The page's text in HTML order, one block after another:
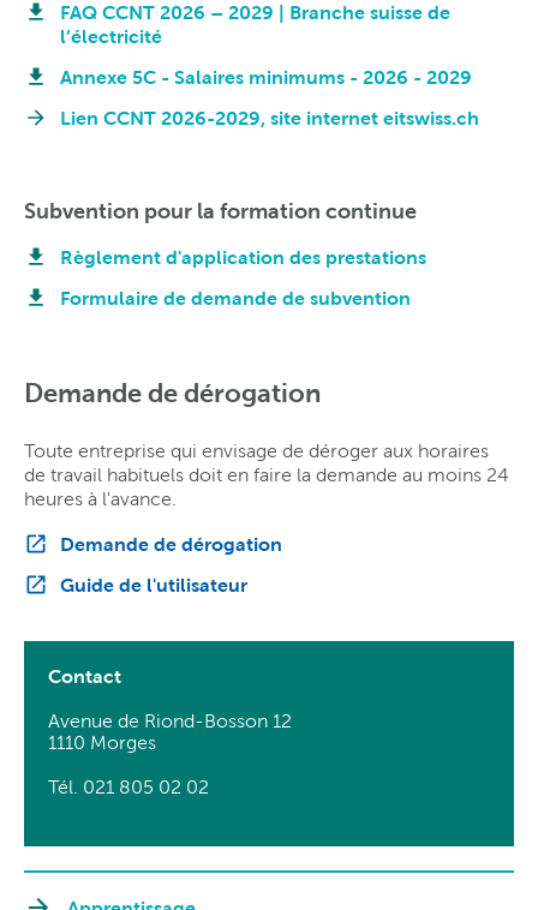
FAQ CCNT 2026 – 2029 | Branche suisse de
l’électricité
Annexe 5C - Salaires minimums - 2026 - 2029
Lien CCNT 2026-2029, site internet eitswiss.ch
Subvention pour la formation continue
Règlement d'application des prestations
Formulaire de demande de subvention
Demande de dérogation
Toute entreprise qui envisage de déroger aux horaires
de travail habituels doit en faire la demande au moins 24
heures à l'avance.
Demande de dérogation
Guide de l'utilisateur
Contact
Avenue de Riond-Bosson 12
1110 Morges
Tél. 021 805 02 02